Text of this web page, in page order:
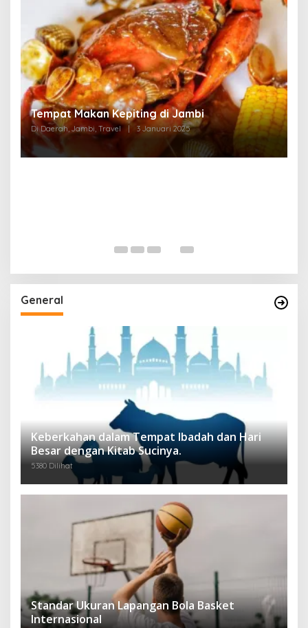
Tempat Makan di Thehok Jambi
Di Daerah, Jambi, Travel 3 Januari 2025
General
Keberkahan dalam Tempat Ibadah dan Hari
Besar dengan Kitab Sucinya.
5380 Dilihat
Standar Ukuran Lapangan Bola Basket
Internasional